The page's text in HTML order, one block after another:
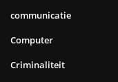
communicatie
Computer
Criminaliteit